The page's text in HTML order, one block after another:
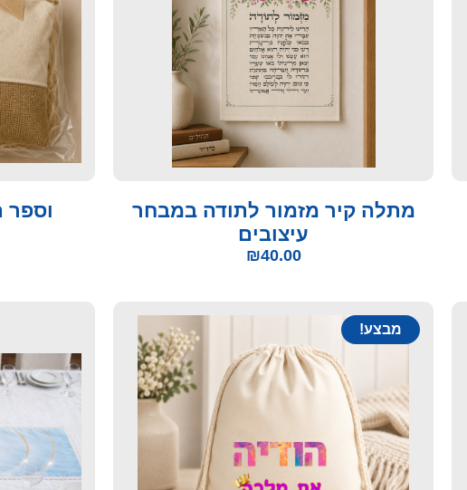
מתלה קיר מזמור לתודה במבחר
עיצובים
₪40.00
וספר
מבצע!